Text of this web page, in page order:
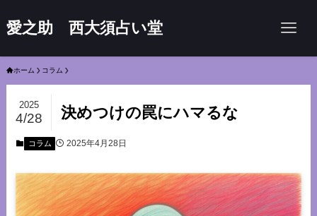
愛之助 西大須占い堂
ホーム コラム
決めつけの罠にハマるな
2025
4/28
コラム 2025年4月28日